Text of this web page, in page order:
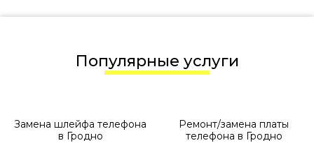
Популярные услуги
Замена шлейфа телефона
в Гродно
Ремонт/замена платы
телефона в Гродно